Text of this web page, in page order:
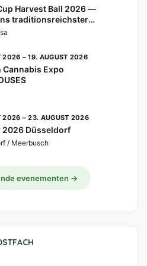
Harvest Ball 2026 —
traditionsreichster
2026 – 19. AUGUST 2026
Cannabis Expo
2026 – 23. AUGUST 2026
2026 Düsseldorf
/ Meerbusch
evenementen →